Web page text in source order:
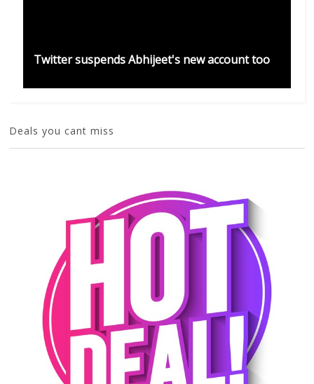
Twitter suspends Abhijeet's new account too
Deals you cant miss